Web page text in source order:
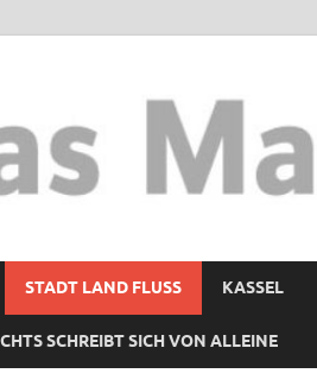
STADT LAND FLUSS KASSEL
SCHREIBT SICH VON ALLEINE